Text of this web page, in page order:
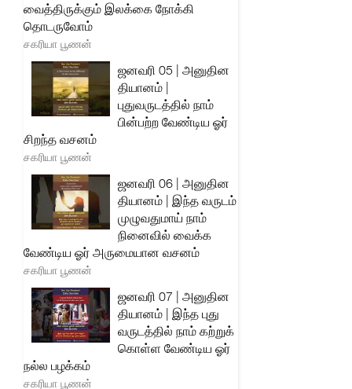
வைத்திருக்கும் இலக்கை நோக்கி
தொடருவோம்
சகரியா பூணன்
ஜனவரி 05 | அனுதின
தியானம் |
புதுவருடத்தில் நாம்
பின்பற்ற வேண்டிய ஓர்
சிறந்த வசனம்
சகரியா பூணன்
ஜனவரி 06 | அனுதின
தியானம் | இந்த வருடம்
முழுவதுமாய் நாம்
நினைவில் வைக்க
வேண்டிய ஓர் அருமையான வசனம்
சகரியா பூணன்
ஜனவரி 07 | அனுதின
தியானம் | இந்த புது
வருடத்தில் நாம் கற்றுக்
கொள்ள வேண்டிய ஓர்
நல்ல பழக்கம்
சகரியா பூணன்